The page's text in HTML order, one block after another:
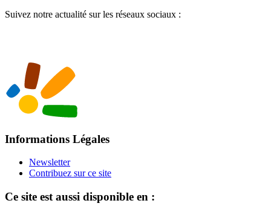
Suivez notre actualité sur les réseaux sociaux :
Informations Légales
Newsletter
Contribuez sur ce site
Ce site est aussi disponible en :